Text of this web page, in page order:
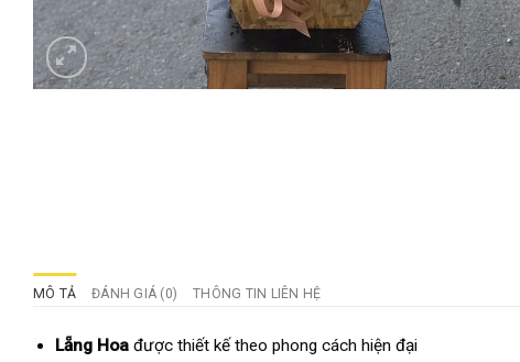
MÔ TẢ ĐÁNH GIÁ (0) THÔNG TIN LIÊN HỆ
Lẵng Hoa được thiết kế theo phong cách hiện đại